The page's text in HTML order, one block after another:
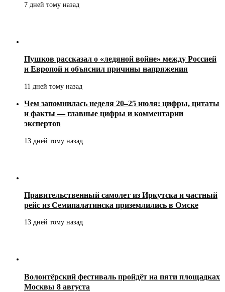
7 дней тому назад
Пушков рассказал о «ледяной войне» между Россией
и Европой и объяснил причины напряжения
11 дней тому назад
Чем запомнилась неделя 20–25 июля: цифры, цитаты
и факты — главные цифры и комментарии
экспертов
13 дней тому назад
Правительственный самолет из Иркутска и частный
рейс из Семипалатинска приземлились в Омске
13 дней тому назад
Волонтёрский фестиваль пройдёт на пяти площадках
Москвы 8 августа